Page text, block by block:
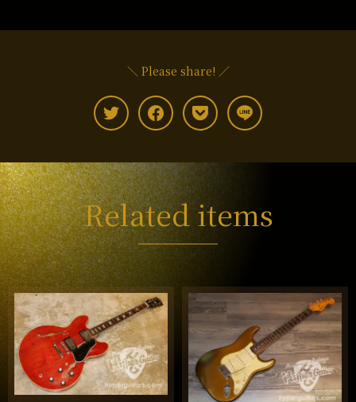
＼ Please share! ／
Related items